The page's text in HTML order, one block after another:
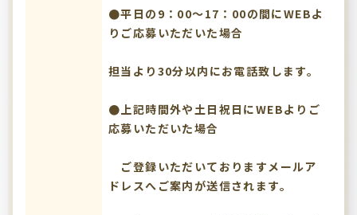
●平日の9：00～17：00の間にWEBよ
りご応募いただいた場合
担当より30分以内にお電話致します。
●上記時間外や土日祝日にWEBよりご
応募いただいた場合
ご登録いただいておりますメールア
ドレスへご案内が送信されます。